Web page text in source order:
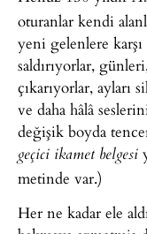
oturanlar kendi
yeni gelenlere
saldırıyorlar,
çıkarıyorlar,
ve daha hâlâ
değişik boyda
geçici ikamet belgesi
metinde var.)
Her ne kadar ele